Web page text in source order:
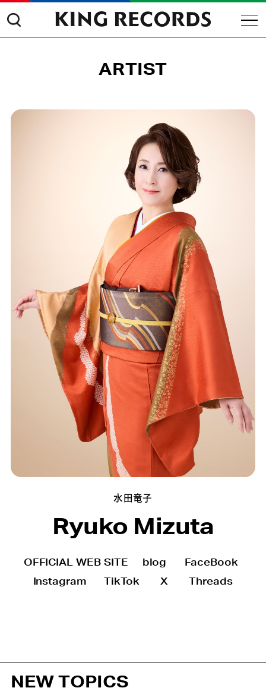
ARTIST
水田竜子
Ryuko Mizuta
OFFICIAL WEB SITE blog
FaceBook
Instagram
TikTok X Threads
NEW TOPICS